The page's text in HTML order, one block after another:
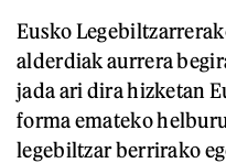
Eusko
alderdiak aurrera
jada ari dira hizketan
forma emateko
legebiltzar berrirako